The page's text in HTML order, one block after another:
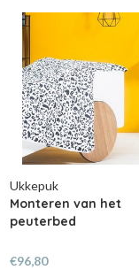
Ukkepuk
Monteren van het
peuterbed
€96,80